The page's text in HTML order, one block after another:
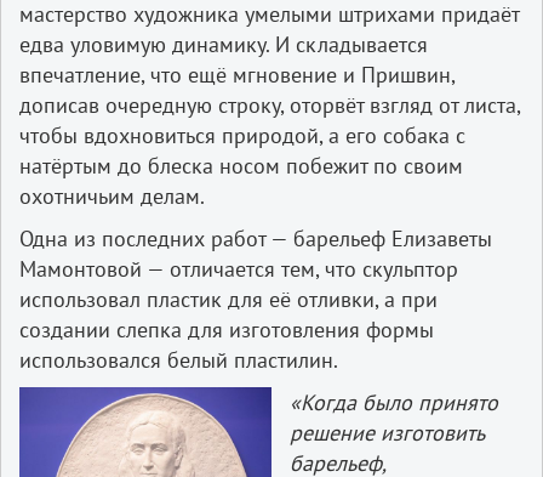
мастерство художника умелыми штрихами придаёт
едва уловимую динамику. И складывается
впечатление, что ещё мгновение и Пришвин,
дописав очередную строку, оторвёт взгляд от листа,
чтобы вдохновиться природой, а его собака с
натёртым до блеска носом побежит по своим
охотничьим делам.
Одна из последних работ — барельеф Елизаветы
Мамонтовой — отличается тем, что скульптор
использовал пластик для её отливки, а при
создании слепка для изготовления формы
использовался белый пластилин.
«Когда было принято
решение изготовить
барельеф,